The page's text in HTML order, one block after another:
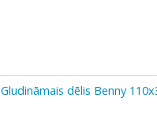
Gludināmais dēlis Benny